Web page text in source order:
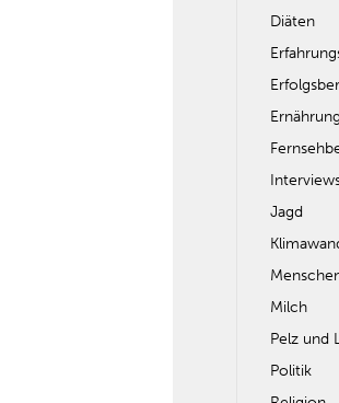
Diäten
Jagd
Milch
Pelz und
Politik